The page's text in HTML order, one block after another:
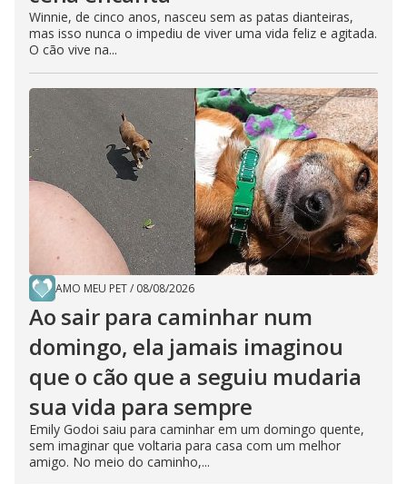
Winnie, de cinco anos, nasceu sem as patas dianteiras,
mas isso nunca o impediu de viver uma vida feliz e agitada.
O cão vive na...
AMO MEU PET/ 08/08/2026
Ao sair para caminhar num
domingo, ela jamais imaginou
que o cão que a seguiu mudaria
sua vida para sempre
Emily Godoi saiu para caminhar em um domingo quente,
sem imaginar que voltaria para casa com um melhor
amigo. No meio do caminho,...